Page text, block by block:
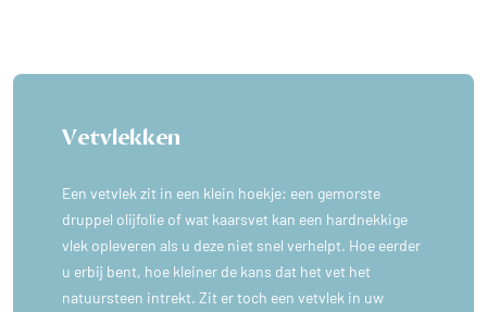
Vetvlekken
Een vetvlek zit in een klein hoekje: een gemorste
druppel olijfolie of wat kaarsvet kan een hardnekkige
vlek opleveren als u deze niet snel verhelpt. Hoe eerder
u erbij bent, hoe kleiner de kans dat het vet het
natuursteen intrekt. Zit er toch een vetvlek in uw